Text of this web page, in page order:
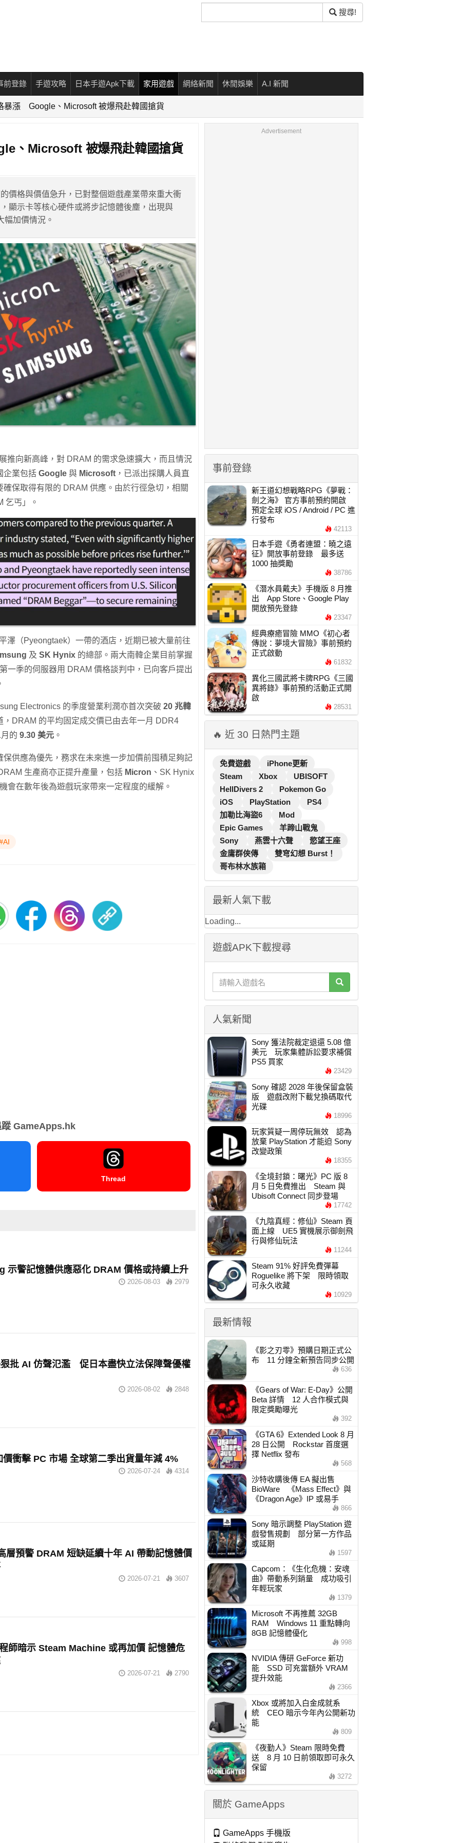
尋
搜尋!
前登錄 手遊攻略 日本手遊Apk下載 家用遊戲 網絡新聞 休閒娛樂 A.I 新聞
暴漲 Google、Microsoft 被爆飛赴韓國搶貨
、Microsoft 被爆飛赴韓國搶貨
價格與價值急升，已對整個遊戲產業帶來重大衝
顯示卡等核心硬件或將步記憶體後塵，出現與
幅加價情況。
推向新高峰，對 DRAM 的需求急速擴大，而且情況
企業包括 Google 與 Microsoft ，已派出採購人員直
保取得有限的 DRAM 供應。由於行徑急切，相關
乞丐」。
澤（Pyeongtaek）一帶的酒店，近期已被大量前往
及 SK Hynix 的總部。兩大南韓企業目前掌握
一季的伺服器用 DRAM 價格談判中，已向客戶提出
Electronics 的季度營業利潤亦首次突破 20 兆韓
DRAM 的平均固定成交價已由去年一月 DDR4
的 9.30 美元 。
供應為優先，務求在未來進一步加價前囤積足夠記
生產商亦正提升產量，包括 Micron 、SK Hynix
會在數年後為遊戲玩家帶來一定程度的緩解。
蹤 GameApps.hk
Thread
示警記憶體供應惡化 DRAM 價格或持續上升
2026-08-03 2979
批 AI 仿聲氾濫 促日本盡快立法保障聲優權
2026-08-02 2848
價衝擊 PC 市場 全球第二季出貨量年減 4%
2026-07-24 4314
層預警 DRAM 短缺延續十年 AI 帶動記憶體價
2026-07-21 3607
師暗示 Steam Machine 或再加價 記憶體危
2026-07-21 2790
Advertisement
事前登錄
新王道幻想戰略RPG《夢戰：
劍之海》 官方事前預約開啟
預定全球 iOS / Android / PC 進
行發布
42113
日本手遊《勇者連盟：曉之遠
征》開放事前登錄 最多送
1000 抽獎勵
38786
《潛水員戴夫》手機版 8 月推
出 App Store、Google Play
開放預先登錄
23347
經典療癒冒險 MMO《初心者
傳說：夢境大冒險》事前預約
正式啟動
61832
異化三國武將卡牌RPG《三國
異將錄》事前預約活動正式開
啟
28531
🔥 近 30 日熱門主題
免費遊戲
iPhone更新
Steam
Xbox
UBISOFT
HellDivers 2
Pokemon Go
iOS
PlayStation
PS4
加勒比海盜6
Mod
Epic Games
羊蹄山戰鬼
Sony
燕雲十六聲
慾望王座
金庸群俠傳
雙穹幻想 Burst！
哥布林水族箱
最新人氣下載
Loading...
遊戲APK下載搜尋
人氣新聞
Sony 獲法院裁定退還 5.08 億
美元 玩家集體訴訟要求補償
PS5 買家
23429
Sony 確認 2028 年後保留盒裝
版 遊戲改附下載兌換碼取代
光碟
18996
玩家質疑一周停玩無效 認為
放棄 PlayStation 才能迫 Sony
改變政策
18355
《全境封鎖：曙光》PC 版 8
月 5 日免費推出 Steam 與
Ubisoft Connect 同步登場
17742
《九陰真經：修仙》Steam 頁
面上線 UE5 實機展示御劍飛
行與修仙玩法
11244
Steam 91% 好評免費彈幕
Roguelike 將下架 限時領取
可永久收藏
10929
最新情報
《影之刃零》預購日期正式公
布 11 分鐘全新預告同步公開
636
《Gears of War: E-Day》公開
Beta 詳情 12 人合作模式與
限定獎勵曝光
392
《GTA 6》Extended Look 8 月
28 日公開 Rockstar 首度選
擇 Netflix 發布
568
沙特收購後傳 EA 擬出售
BioWare 《Mass Effect》與
《Dragon Age》IP 或易手
866
Sony 暗示調整 PlayStation 遊
戲發售規劃 部分第一方作品
或延期
1597
Capcom：《生化危機：安魂
曲》帶動系列銷量 成功吸引
年輕玩家
1379
Microsoft 不再推薦 32GB
RAM Windows 11 重點轉向
8GB 記憶體優化
998
NVIDIA 傳研 GeForce 新功
能 SSD 可充當額外 VRAM
提升效能
2366
Xbox 或將加入白金成就系
統 CEO 暗示今年內公開新功
能
809
《夜勤人》Steam 限時免費
送 8 月 10 日前領取即可永久
保留
3272
關於 GameApps
GameApps 手機版